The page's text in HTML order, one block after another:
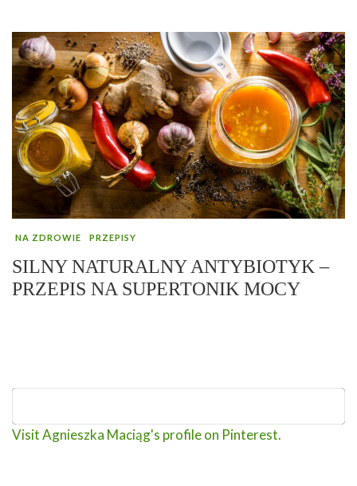
NA ZDROWIE PRZEPISY
SILNY NATURALNY ANTYBIOTYK –
PRZEPIS NA SUPERTONIK MOCY
Visit Agnieszka Maciąg's profile on Pinterest.